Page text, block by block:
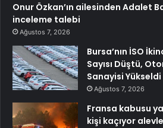
Onur Özkan’ın ailesinden Adalet
inceleme talebi
Ağustos 7, 2026
Bursa’nın İSO
Sayısı Düştü,
Sanayisi Yükseldi
Ağustos 7, 2026
Fransa kabusu
kişi kaçıyor